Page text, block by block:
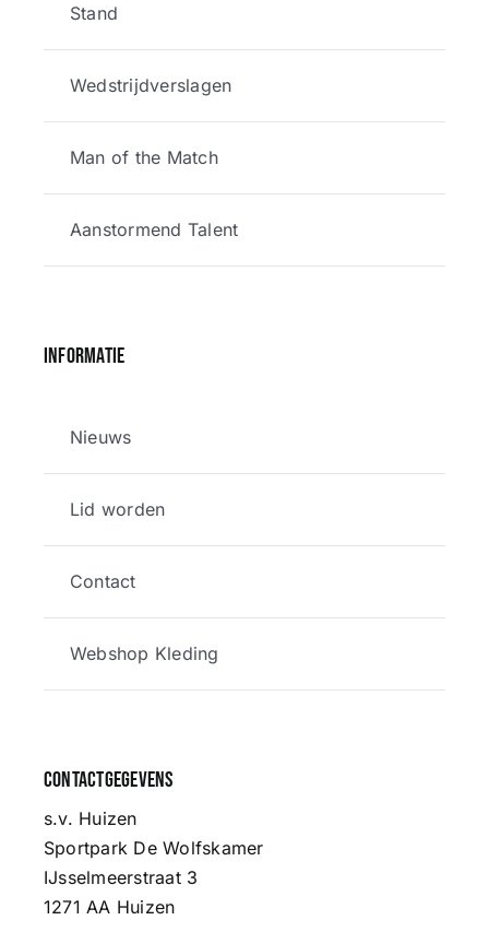
Stand
Wedstrijdverslagen
Man of the Match
Aanstormend Talent
Informatie
Nieuws
Lid worden
Contact
Webshop Kleding
Contactgegevens
s.v. Huizen
Sportpark De Wolfskamer
IJsselmeerstraat 3
1271 AA Huizen